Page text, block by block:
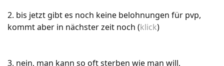
2. bis jetzt gibt es noch keine belohnungen für pvp,
kommt aber in nächster zeit noch (klick)
3. nein, man kann so oft sterben wie man will,